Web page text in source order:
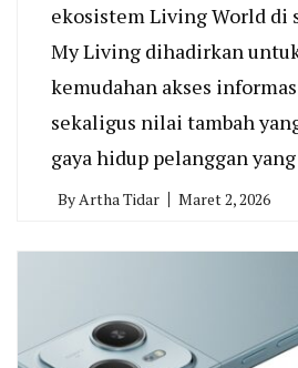
ekosistem Living World di
My Living dihadirkan
kemudahan akses
sekaligus nilai tambah
gaya hidup pelanggan
By Artha Tidar Maret 2, 2026